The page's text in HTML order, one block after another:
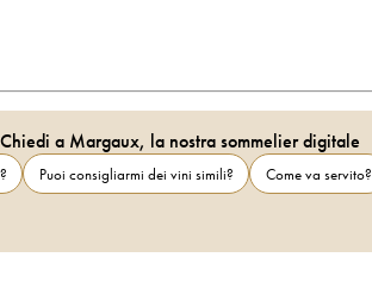
a Margaux, la nostra sommelier digitale
Puoi consigliarmi dei vini simili? Come va servito?